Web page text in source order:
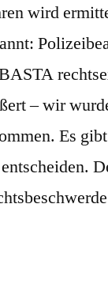
wird
– wir
Es